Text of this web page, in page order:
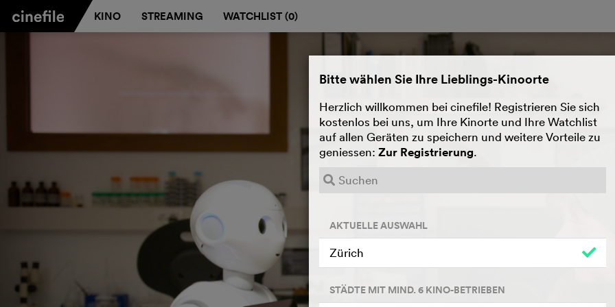
KINO STREAMING WATCHLIST (0)
Bitte wählen Sie Ihre Lieblings-Kinoorte
Herzlich willkommen bei cinefile! Registrieren Sie sich
kostenlos bei uns, um Ihre Kinorte und Ihre Watchlist
auf allen Geräten zu speichern und weitere Vorteile zu
geniessen: Zur Registrierung.
AKTUELLE AUSWAHL
Zürich
STÄDTE MIT MIND. 6 KINO-BETRIEBEN